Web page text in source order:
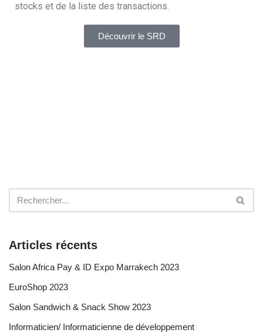
stocks et de la liste des transactions.
Découvrir le SRD
Articles récents
Salon Africa Pay & ID Expo Marrakech 2023
EuroShop 2023
Salon Sandwich & Snack Show 2023
Informaticien/ Informaticienne de développement